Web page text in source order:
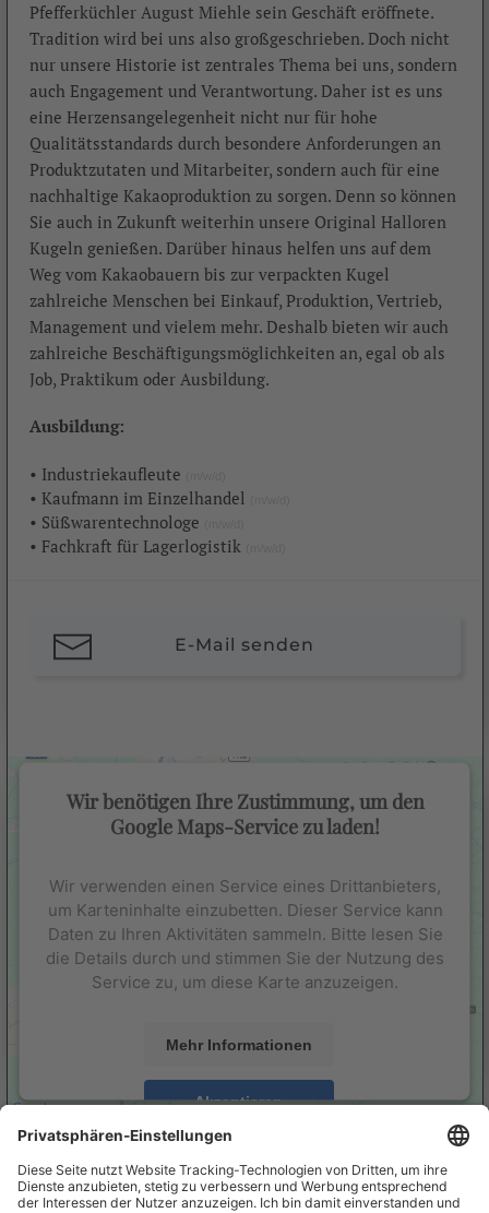
Pfefferküchler August Miehle sein Geschäft eröffnete.
Tradition wird bei uns also großgeschrieben. Doch nicht
nur unsere Historie ist zentrales Thema bei uns, sondern
auch Engagement und Verantwortung. Daher ist es uns
eine Herzensangelegenheit nicht nur für hohe
Qualitätsstandards durch besondere Anforderungen an
Produktzutaten und Mitarbeiter, sondern auch für eine
nachhaltige Kakaoproduktion zu sorgen. Denn so können
Sie auch in Zukunft weiterhin unsere Original Halloren
Kugeln genießen. Darüber hinaus helfen uns auf dem
Weg vom Kakaobauern bis zur verpackten Kugel
zahlreiche Menschen bei Einkauf, Produktion, Vertrieb,
Management und vielem mehr. Deshalb bieten wir auch
zahlreiche Beschäftigungsmöglichkeiten an, egal ob als
Job, Praktikum oder Ausbildung.
Ausbildung:
• Industriekaufleute
• Kaufmann im Einzelhandel
• Süßwarentechnologe
• Fachkraft für Lagerlogistik
E-Mail senden
Wir benötigen Ihre Zustimmung, um den
Google Maps-Service zu laden!
Wir verwenden einen Service eines Drittanbieters,
um Karteninhalte einzubetten. Dieser Service kann
Daten zu Ihren Aktivitäten sammeln. Bitte lesen Sie
die Details durch und stimmen Sie der Nutzung des
Service zu, um diese Karte anzuzeigen.
Mehr Informationen
Akzeptieren
powered byUsercentrics Consent Management
Platform
Halloren Schokoladenfabrik AG
06112 Halle